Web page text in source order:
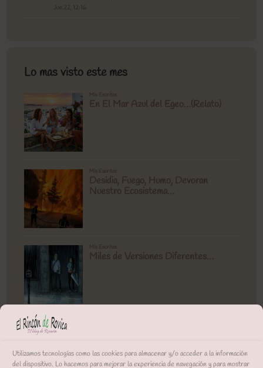
Utilizamos tecnologías como las cookies para almacenar y/o acceder a la información
del dispositivo. Lo hacemos para mejorar la experiencia de navegación y para mostrar
Jun 22, 12:16
Lo mas visto este mes